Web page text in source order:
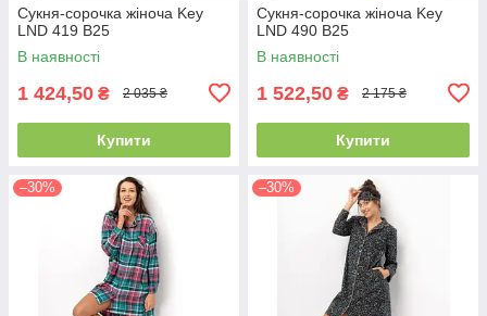
Сукня-сорочка жіноча Key
LND 419 B25
В наявності
1 424,50 ₴ 2 035 ₴
Купити
Сукня-сорочка жіноча Key
LND 490 B25
В наявності
1 522,50 ₴ 2 175 ₴
Купити
–30% –30%